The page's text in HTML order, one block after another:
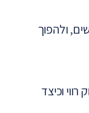
ולהפוך
וכיצד